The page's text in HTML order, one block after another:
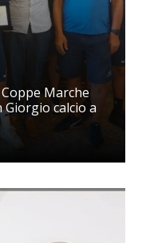
Marche
Giorgio calcio a